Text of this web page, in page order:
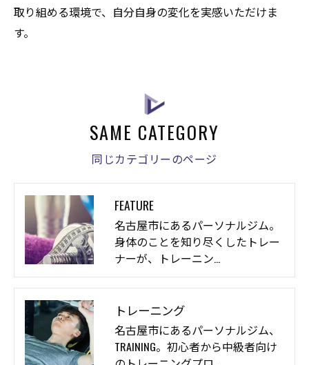
取り組める環境で、自分自身の変化を実感いただけま
す。
同じカテゴリーのページ
SAME CATEGORY
FEATURE
名古屋市にあるパーソナルジム。
身体のことを知り尽くしたトレー
ナーが、トレーニン…
トレーニング
名古屋市にあるパーソナルジム、
TRAINING。初心者から中級者向け